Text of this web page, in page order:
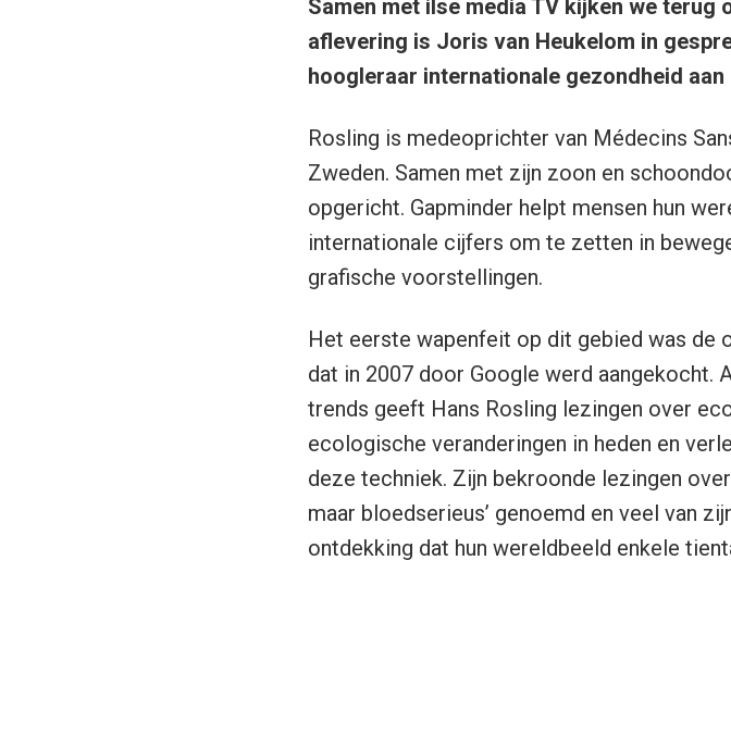
Samen met ilse media TV kijken we terug
aflevering is Joris van Heukelom in
hoogleraar internationale gezondheid aan
Rosling is medeoprichter van Médecins
Zweden. Samen met zijn zoon en
opgericht. Gapminder helpt mensen hun
internationale cijfers om te zetten in
grafische voorstellingen.
Het eerste wapenfeit op dit gebied was de
dat in 2007 door Google werd aangekocht.
trends geeft Hans Rosling lezingen over
ecologische veranderingen in heden en
deze techniek. Zijn bekroonde lezingen
maar bloedserieus’ genoemd en veel van
ontdekking dat hun wereldbeeld enkele